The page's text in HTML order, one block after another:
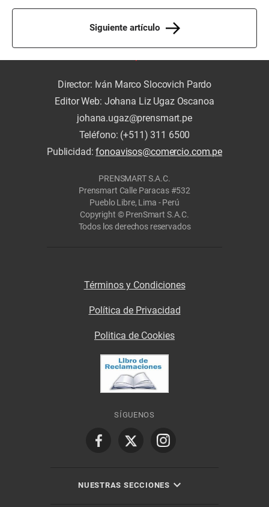
Siguiente artículo
Director: Iván Marco Slocovich Pardo
Editor Web: Johana Liz Ugaz Oscanoa
johana.ugaz@prensmart.pe
Teléfono: (+511) 311 6500
Publicidad:fonoavisos@comercio.com.pe
PRENSMART S.A.C.
Prensmart Calle Paracas #532
Pueblo Libre, Lima - Perú
Copyright © PrenSmart S.A.C.
Todos los derechos reservados
Términos y Condiciones
Política de Privacidad
Politica de Cookies
SÍGUENOS
NUESTRAS SECCIONES